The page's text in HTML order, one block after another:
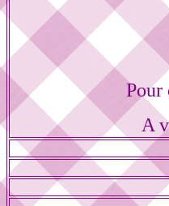
Pour
A